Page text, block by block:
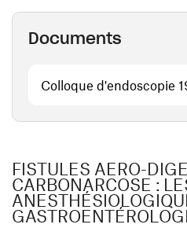
Documents
Colloque d'endoscopie
FISTULES AERO-
CARBONARCOSE :